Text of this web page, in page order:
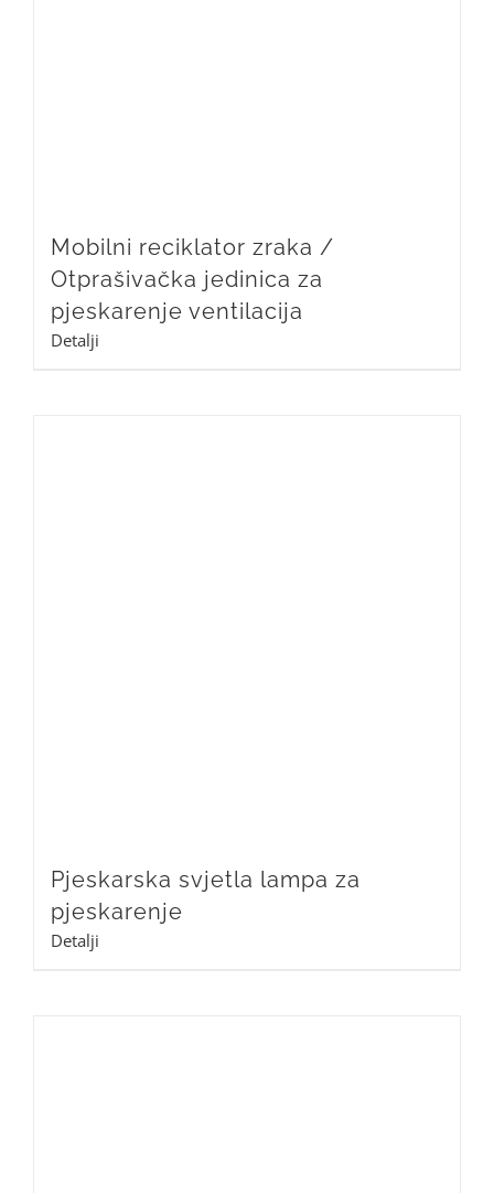
Mobilni reciklator zraka /
Otprašivačka jedinica za
pjeskarenje ventilacija
Detalji
Pjeskarska svjetla lampa za
pjeskarenje
Detalji